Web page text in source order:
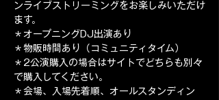
ンライブストリーミングをお楽しみいただけ
ます。
＊オープニングDJ出演あり
＊物販時間あり（コミュニティタイム）
＊2公演購入の場合はサイトでどちらも別々
で購入してください。
＊会場、入場先着順、オールスタンディン